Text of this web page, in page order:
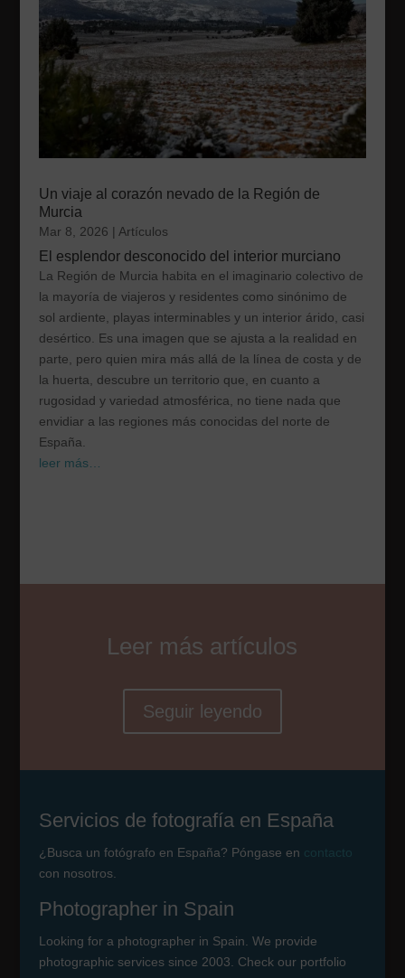
Un viaje al corazón nevado de la Región de
Murcia
Mar 8, 2026 | Artículos
El esplendor desconocido del interior murciano
La Región de Murcia habita en el imaginario colectivo de
la mayoría de viajeros y residentes como sinónimo de
sol ardiente, playas interminables y un interior árido, casi
desértico. Es una imagen que se ajusta a la realidad en
parte, pero quien mira más allá de la línea de costa y de
la huerta, descubre un territorio que, en cuanto a
rugosidad y variedad atmosférica, no tiene nada que
envidiar a las regiones más conocidas del norte de
España.
leer más…
Leer más artículos
Seguir leyendo
Servicios de fotografía en España
¿Busca un fotógrafo en España? Póngase en contacto
con nosotros.
Photographer in Spain
Looking for a photographer in Spain. We provide
photographic services since 2003. Check our portfolio